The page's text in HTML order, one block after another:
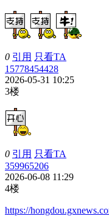
0 引用 只看TA
15778454428
2026-05-31 10:25
3楼
0 引用 只看TA
359965206
2026-06-08 11:29
4楼
https://